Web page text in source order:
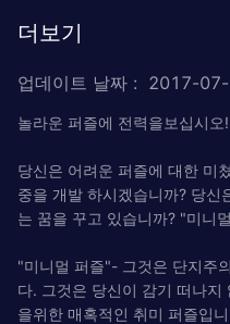
더보기
업데이트 날짜 : 2017-
놀라운 퍼즐에 전력을보십시오!
당신은 어려운 퍼즐에 대한 미
중을 개발 하시겠습니까? 당
는 꿈을 꾸고 있습니까? "미니
"미니멀 퍼즐"- 그것은 단지주
다. 그것은 당신이 감기 떠나
을위한 매혹적인 취미 퍼즐입